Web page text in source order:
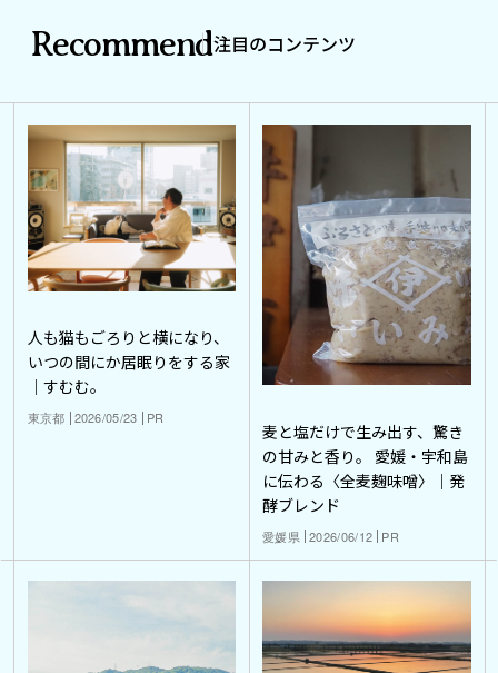
Recommend注目のコンテンツ
人も猫もごろりと横になり、
いつの間にか居眠りをする家
｜すむむ。
東京都 2026/05/23 PR
麦と塩だけで生み出す、驚き
の甘みと香り。 愛媛・宇和島
に伝わる〈全麦麹味噌〉｜発
酵ブレンド
愛媛県 2026/06/12 PR